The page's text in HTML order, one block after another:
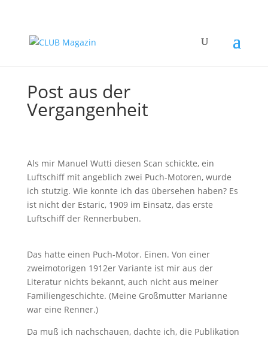
Post aus der
Vergangenheit
Als mir Manuel Wutti diesen Scan schickte, ein
Luftschiff mit angeblich zwei Puch-Motoren, wurde
ich stutzig. Wie konnte ich das übersehen haben? Es
ist nicht der Estaric, 1909 im Einsatz, das erste
Luftschiff der Rennerbuben.
Das hatte einen Puch-Motor. Einen. Von einer
zweimotorigen 1912er Variante ist mir aus der
Literatur nichts bekannt, auch nicht aus meiner
Familiengeschichte. (Meine Großmutter Marianne
war eine Renner.)
Da muß ich nachschauen, dachte ich, die Publikation